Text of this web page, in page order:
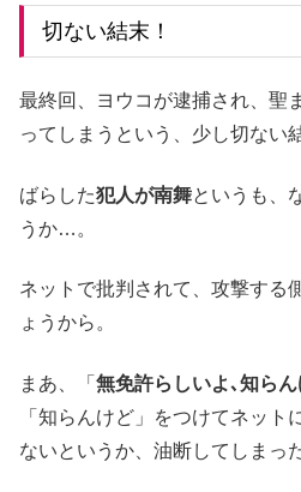
切ない結末！
最終回、ヨウコが逮捕され、聖
ってしまうという、少し切ない
ばらした犯人が南舞というも、
うか…。
ネットで批判されて、攻撃する
ょうから。
まあ、「 無免許らしいよ､知ら
「知らんけど」をつけてネット
ないというか、油断してしまっ